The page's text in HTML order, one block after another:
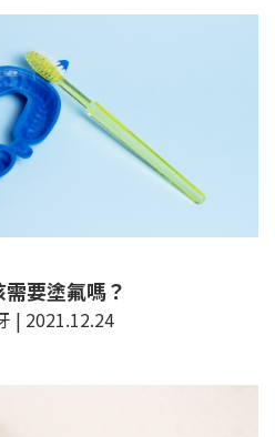
要塗氟嗎？
| 2021.12.24